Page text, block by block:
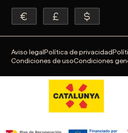
Aviso legalPolítica de privacidad
Condiciones de usoCondiciones